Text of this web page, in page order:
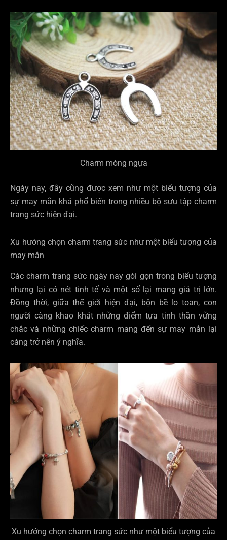
Charm móng ngựa
Ngày nay, đây cũng được xem như một biểu tượng của
sự may mắn khá phổ biến trong nhiều bộ sưu tập charm
trang sức hiện đại.
Xu hướng chọn charm trang sức như một biểu tượng của
may mắn
Các charm trang sức ngày nay gói gọn trong biểu tượng
nhưng lại có nét tinh tế và một số lại mang giá trị lớn.
Đồng thời, giữa thế giới hiện đại, bộn bề lo toan, con
người càng khao khát những điểm tựa tinh thần vững
chắc và những chiếc charm mang đến sự may mắn lại
càng trở nên ý nghĩa.
Xu hướng chọn charm trang sức như một biểu tượng của